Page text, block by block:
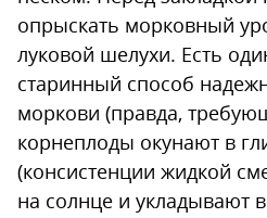
опрыскать морковный
луковой шелухи. Есть
старинный способ
моркови (правда,
корнеплоды окунают в
(консистенции жидкой
на солнце и укладывают